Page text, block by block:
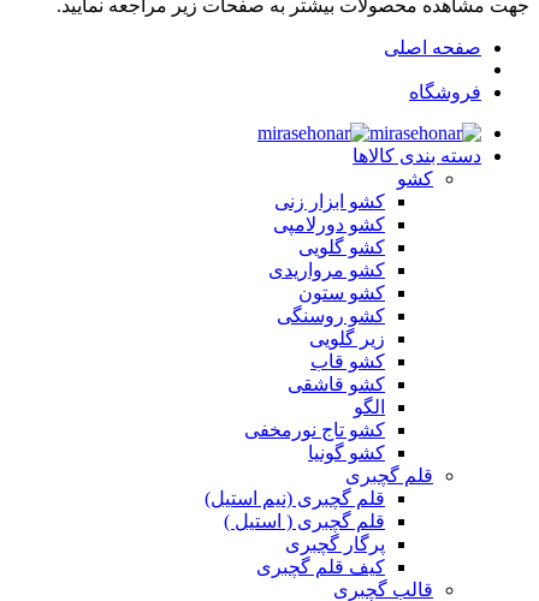
جهت مشاهده محصولات بیشتر به صفحات زیر مراجعه نمایید.
صفحه اصلی
فروشگاه
دسته بندی کالاها
کشو
کشو ابزار زنی
کشو دورلامپی
کشو گلویی
کشو مرواریدی
کشو ستون
کشو روسنگی
زیر گلویی
کشو قاب
کشو قاشقی
الگو
کشو تاج نورمخفی
کشو گونیا
قلم گچبری
قلم گچبری (نیم استیل)
قلم گچبری ( استیل )
پرگار گچبری
کیف قلم گچبری
قالب گچبری